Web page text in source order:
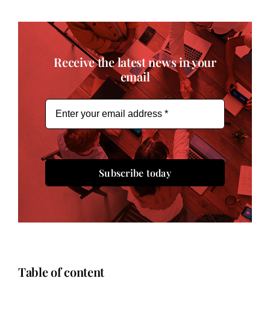
Receive the latest news in your
email
Subscribe today
Table of content